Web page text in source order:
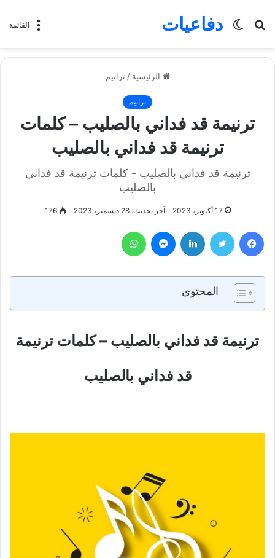
القائمة دفاعيات
بحث
الوضع
الرئيسية / ترانيم
ترانيم
ترنيمة قد فداني بالصليب – كلمات
ترنيمة قد فداني بالصليب
ترنيمة قد فداني بالصليب - كلمات ترنيمة قد فداني
بالصليب
17 أكتوبر، 2023 آخر تحديث: 28 ديسمبر، 2023 176
فيسبوك تويتر لينكدإن ماسنجر
المحتوى
ترنيمة قد فداني بالصليب – كلمات ترنيمة
قد فداني بالصليب